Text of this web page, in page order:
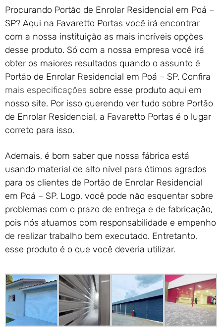
Portão de Garagem de
Enrolar em Nova Iguaçu – RJ
Portão de Garagem de
Enrolar em Nova Friburgo –
RJ
Procurando Portão de Enrolar Residencial em Poá –
SP? Aqui na Favaretto Portas você irá encontrar
com a nossa instituição as mais incríveis opções
desse produto. Só com a nossa empresa você irá
obter os maiores resultados quando o assunto é
Portão de Enrolar Residencial em Poá – SP. Confira
mais especificações sobre esse produto aqui em
nosso site. Por isso querendo ver tudo sobre Portão
de Enrolar Residencial, a Favaretto Portas é o lugar
correto para isso.
Ademais, é bom saber que nossa fábrica está
usando material de alto nível para ótimos agrados
para os clientes de Portão de Enrolar Residencial
em Poá – SP. Logo, você pode não esquentar sobre
problemas com o prazo de entrega e de fabricação,
pois nós atuamos com responsabilidade e empenho
de realizar trabalho bem executado. Entretanto,
esse produto é o que você deveria utilizar.